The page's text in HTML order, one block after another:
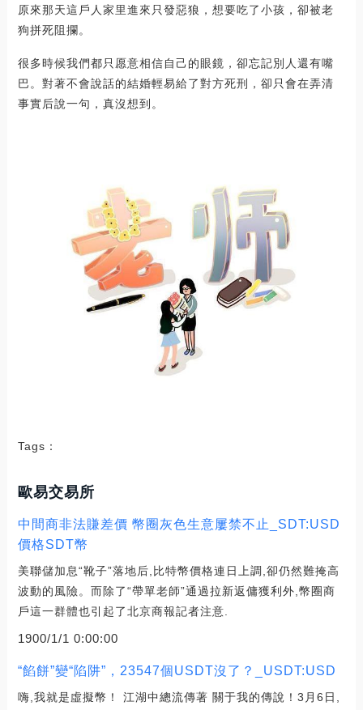
原來那天這戶人家里進來只發惡狼，想要吃了小孩，卻被老
狗拼死阻攔。
很多時候我們都只愿意相信自己的眼鏡，卻忘記別人還有嘴
巴。對著不會說話的結婚輕易給了對方死刑，卻只會在弄清
事實后說一句，真沒想到。
Tags：
歐易交易所
中間商非法賺差價 幣圈灰色生意屢禁不止_SDT:USD
價格SDT幣
美聯儲加息“靴子”落地后,比特幣價格連日上調,卻仍然難掩高
波動的風險。而除了“帶單老師”通過拉新返傭獲利外,幣圈商
戶這一群體也引起了北京商報記者注意.
1900/1/1 0:00:00
“餡餅”變“陷阱”，23547個USDT沒了？_USDT:USD
嗨,我就是虛擬幣！ 江湖中總流傳著 關于我的傳說！3月6日,